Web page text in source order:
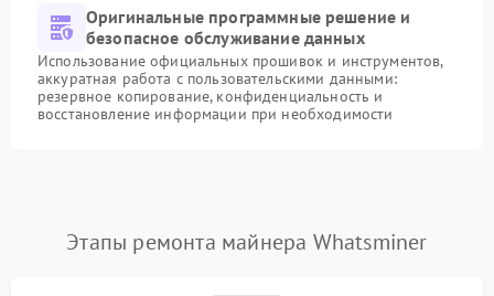
Оригинальные программные решение и
безопасное обслуживание данных
Использование официальных прошивок и инструментов,
аккуратная работа с пользовательскими данными:
резервное копирование, конфиденциальность и
восстановление информации при необходимости
Этапы ремонта майнера Whatsminer